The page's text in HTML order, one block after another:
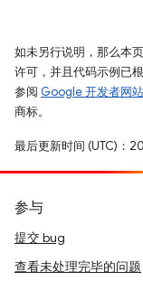
如未另行说明，那么本
许可，并且代码示例已
参阅 Google 开发者网
商标。
最后更新时间 (UTC)：
参与
提交 bug
查看未处理完毕的问题